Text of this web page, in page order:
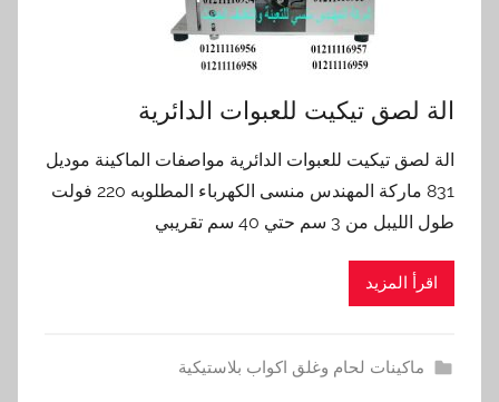
الة لصق تيكيت للعبوات الدائرية
الة لصق تيكيت للعبوات الدائرية مواصفات الماكينة موديل
831 ماركة المهندس منسى الكهرباء المطلوبه 220 فولت
طول الليبل من 3 سم حتي 40 سم تقريبي
اقرأ المزيد
ماكينات لحام وغلق اكواب بلاستيكية